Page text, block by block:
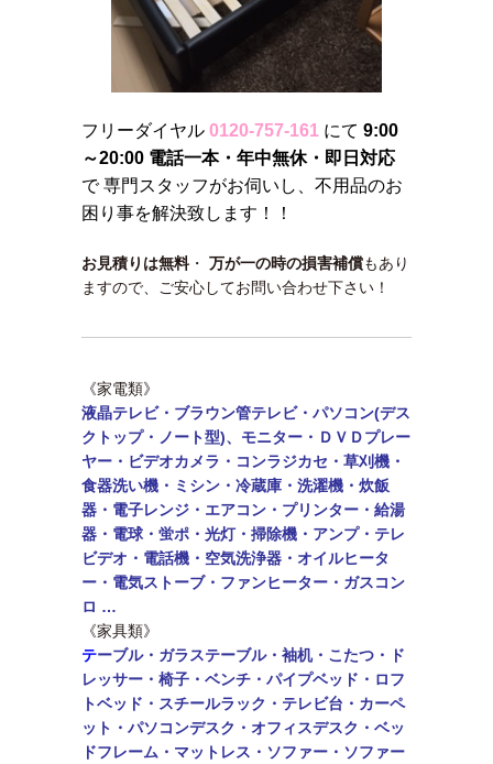
フリーダイヤル 0120-757-161 にて 9:00
～20:00 電話一本・年中無休・即日対応
で 専門スタッフがお伺いし、不用品のお
困り事を解決致します！！
お見積りは無料・ 万が一の時の損害補償もあり
ますので、ご安心してお問い合わせ下さい！
《家電類》
液晶テレビ・ブラウン管テレビ・パソコン(デス
クトップ・ノート型)、モニター・ ＤＶＤプレー
ヤー・ビデオカメラ・コンラジカセ・草刈機・
食器洗い機・ミシン・ 冷蔵庫・洗濯機・炊飯
器・電子レンジ・エアコン・ プリンター・給湯
器・電球・蛍ポ・光灯・掃除機・アンプ・テレ
ビデオ・電話機・ 空気洗浄器・オイルヒータ
ー・電気ストーブ・ファンヒーター・ガスコン
ロ …
《家具類》
テーブル・ ガラステーブル・袖机・こたつ・ド
レッサー・椅子・ベンチ・パイプベッド・ロフ
トベッド・ スチールラック・テレビ台・カーペ
ット・パソコンデスク・オフィスデスク・ベッ
ドフレーム・マットレス・ソファー・ソファー